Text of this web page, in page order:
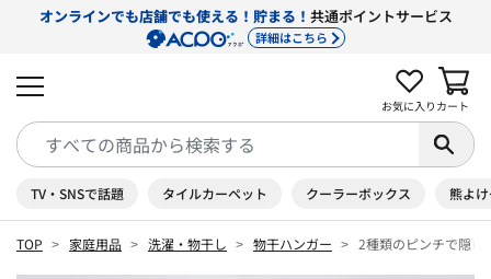
オンラインでも店舗でも使える！貯まる！ 共通ポイントサービス
詳細はこちら
お気に入り カート
TV・SNSで話題 タイルカーペット クーラーボックス 熊よ
TOP 家庭用品 洗濯・物干し 物干ハンガー 2種類のピンチで隠し